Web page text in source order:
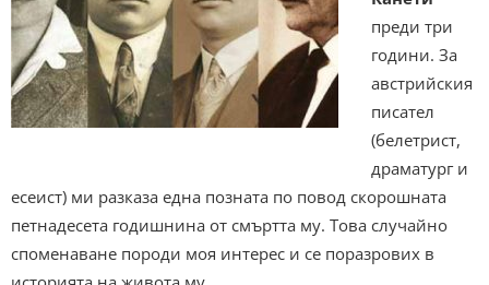
преди три
години. За
австрийския
писател
(белетрист,
драматург и
есеист) ми разказа една позната по повод скорошната
петнадесета годишнина от смъртта му. Това случайно
споменаване породи моя интерес и се поразрових в